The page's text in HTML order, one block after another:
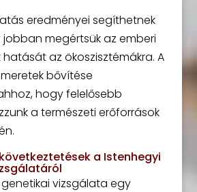
eredményei segíthetnek
megértsük az emberi
az ökoszisztémákra. A
bővítése
hogy felelősebb
a természeti erőforrások
a Istenhegyi
vizsgálata egy